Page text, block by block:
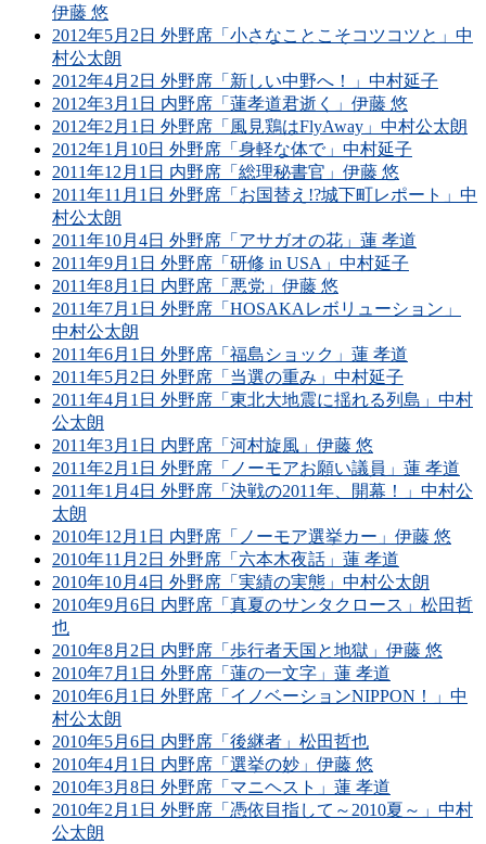
伊藤 悠
2012年5月2日 外野席「小さなことこそコツコツと」中
村公太朗
2012年4月2日 外野席「新しい中野へ！」中村延子
2012年3月1日 内野席「蓮孝道君逝く」伊藤 悠
2012年2月1日 外野席「風見鶏はFlyAway」中村公太朗
2012年1月10日 外野席「身軽な体で」中村延子
2011年12月1日 内野席「総理秘書官」伊藤 悠
2011年11月1日 外野席「お国替え!?城下町レポート」中
村公太朗
2011年10月4日 外野席「アサガオの花」蓮 孝道
2011年9月1日 外野席「研修 in USA」中村延子
2011年8月1日 内野席「悪党」伊藤 悠
2011年7月1日 外野席「HOSAKAレボリューション」
中村公太朗
2011年6月1日 外野席「福島ショック」蓮 孝道
2011年5月2日 外野席「当選の重み」中村延子
2011年4月1日 外野席「東北大地震に揺れる列島」中村
公太朗
2011年3月1日 内野席「河村旋風」伊藤 悠
2011年2月1日 外野席「ノーモアお願い議員」蓮 孝道
2011年1月4日 外野席「決戦の2011年、開幕！」中村公
太朗
2010年12月1日 内野席「ノーモア選挙カー」伊藤 悠
2010年11月2日 外野席「六本木夜話」蓮 孝道
2010年10月4日 外野席「実績の実態」中村公太朗
2010年9月6日 内野席「真夏のサンタクロース」松田哲
也
2010年8月2日 内野席「歩行者天国と地獄」伊藤 悠
2010年7月1日 外野席「蓮の一文字」蓮 孝道
2010年6月1日 外野席「イノベーションNIPPON！」中
村公太朗
2010年5月6日 内野席「後継者」松田哲也
2010年4月1日 内野席「選挙の妙」伊藤 悠
2010年3月8日 外野席「マニヘスト」蓮 孝道
2010年2月1日 外野席「憑依目指して～2010夏～」中村
公太朗